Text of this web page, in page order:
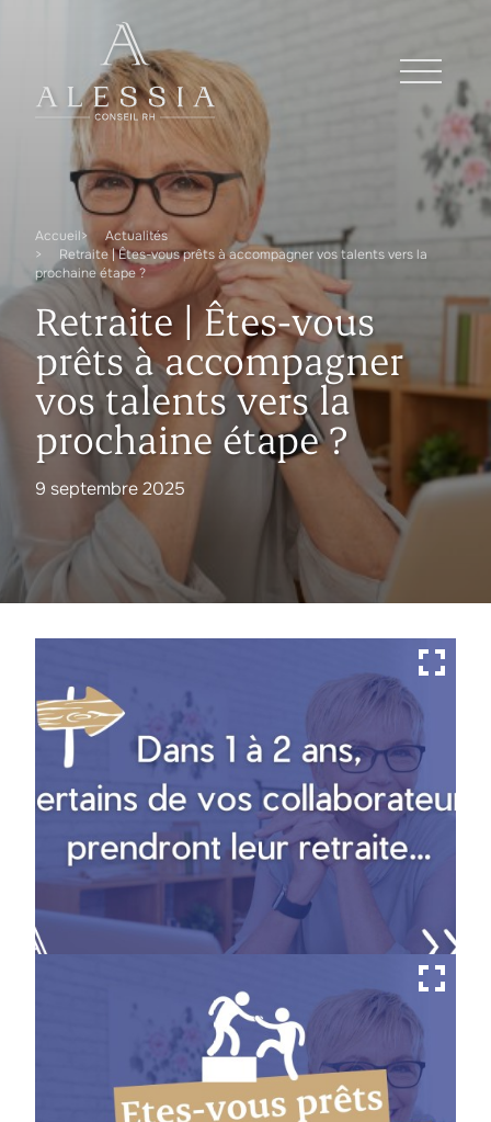
Accueil
Actualités
Retraite | Êtes-vous prêts à accompagner vos talents vers la
prochaine étape ?
Retraite | Êtes-vous
prêts à accompagner
vos talents vers la
prochaine étape ?
9 septembre 2025